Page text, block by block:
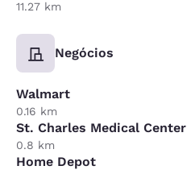
11.27 km
Negócios
Walmart
0.16 km
St. Charles Medical Center
0.8 km
Home Depot